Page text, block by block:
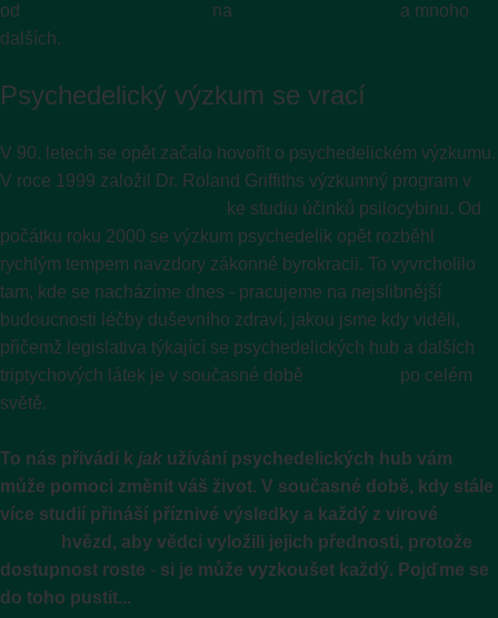
od na
a mnoho
dalších.
Psychedelický výzkum se vrací
V 90. letech se opět začalo hovořit o psychedelickém výzkumu.
V roce 1999 založil Dr. Roland Griffiths výzkumný program v
ke studiu účinků psilocybinu. Od
počátku roku 2000 se výzkum psychedelik opět rozběhl
rychlým tempem navzdory zákonné byrokracii. To vyvrcholilo
tam, kde se nacházíme dnes - pracujeme na nejslibnější
budoucnosti léčby duševního zdraví, jakou jsme kdy viděli,
přičemž legislativa týkající se psychedelických hub a dalších
triptychových látek je v současné době
po celém
světě.
To nás přivádí k jak užívání psychedelických hub vám
může pomoci změnit váš život. V současné době, kdy stále
více studií přináší příznivé výsledky a každý z virové
hvězd, aby vědci vyložili jejich přednosti, protože
dostupnost roste - si je může vyzkoušet každý. Pojďme se
do toho pustit...